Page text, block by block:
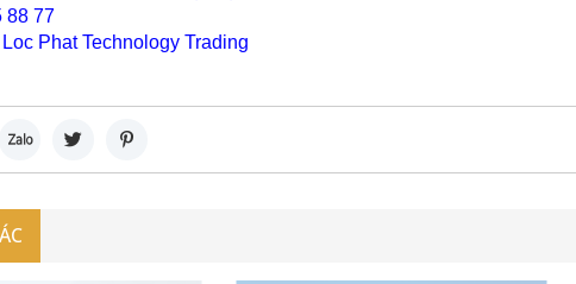
88 77
Phat Technology Trading